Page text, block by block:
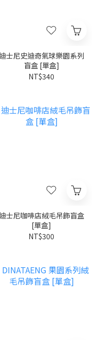
士尼史迪奇氣球樂園系列
盲盒 [單盒]
NT$340
士尼咖啡店絨毛吊飾盲盒
[單盒]
NT$300